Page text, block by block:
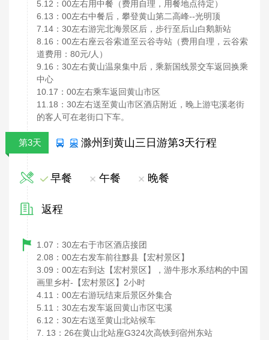
5.12 ： 00左右用中餐（费用自理，用餐地点待定）
6.13 ： 00左右中餐后，攀登黄山第二高峰--光明顶
7.14 ： 30左右游完北海景区后，步行至后山白鹅新站
8.16 ： 00左右座云谷索道至云谷寺站（费用自理，云谷索
道费用： 80元/ 人）
9.16 ： 30左右黄山温泉集中后，乘新国线景交车返回换乘
中心
10.17 ： 00左右乘车返回黄山市区
11.18 ： 30左右送至黄山市区酒店附近，晚上游屯溪老街
的客人可在老街口下车。
第3天 滁州到黄山三日游第3天行程
早餐 午餐 晚餐
返程
1.07 ： 30左右于市区酒店接团
2.08 ： 00左右发车前往黟县【宏村景区】
3.09 ： 00左右到达【宏村景区】，游牛形水系结构的中国
画里乡村- 【宏村景区】 2小时
4.11 ： 00左右游玩结束后景区外集合
5.11 ： 30左右发车返回黄山市区屯溪
6.12 ： 30左右送至黄山北站候车
7. 13 ： 26在黄山北站座G324次高铁到宿州东站